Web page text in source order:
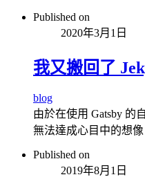
Published on
2020年3月1日
我又搬回了
blog
由於在使用 Gatsby 的
無法達成心目中的想
Published on
2019年8月1日